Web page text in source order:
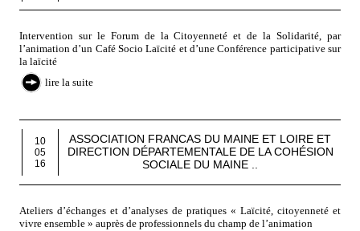
Intervention sur le Forum de la Citoyenneté et de la Solidarité, par
l’animation d’un Café Socio Laïcité et d’une Conférence participative sur
la laïcité
lire la suite
10
05
16
ASSOCIATION FRANCAS DU MAINE ET LOIRE ET
DIRECTION DÉPARTEMENTALE DE LA COHÉSION
SOCIALE DU MAINE ..
Ateliers d’échanges et d’analyses de pratiques « Laïcité, citoyenneté et
vivre ensemble » auprès de professionnels du champ de l’animation